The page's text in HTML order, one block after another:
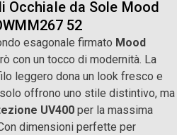
Occhiale da Sole Mood
52
esagonale firmato Mood
con un tocco di modernità. La
leggero dona un look fresco e
offrono uno stile distintivo, ma
UV400 per la massima
dimensioni perfette per